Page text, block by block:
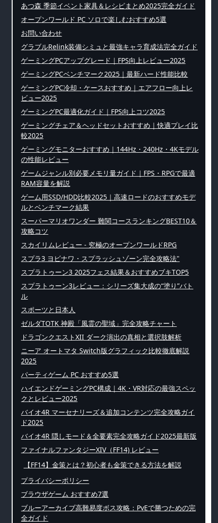
あつ森 季節イベント家具＆レシピまとめ2025完全ガイド
オープンワールド PC ソロで楽しむおすすめ5選
お問い合わせ
グラブルRelink装備シミュと最強キャラ育成法完全ガイド
ゲーミングPCアップグレード｜FPS向上レビュー2025
ゲーミングPCベンチマーク2025｜最新ハード性能比較
ゲーミングPC冷却・ケースおすすめ｜エアフロー向上レ
ビュー2025
ゲーミングPC最適化ガイド｜FPS向上コツ2025
ゲーミングチェア＆ヘッドセットおすすめ｜快適プレイ比
較2025
ゲーミングモニターおすすめ｜144Hz・240Hz・4Kモデル
の性能レビュー
ゲームジャンル別必要メモリ量ガイド｜FPS・RPGで最適
RAM容量を解説
ゲーム用SSD/HDD比較2025｜高速ロードのおすすめモデ
ルとベンチマーク結果
スーパーマリオワンダー 難関コースランキングBEST10＆
攻略コツ
スカイリムレビュー - 究極のオープンワールドRPG
スプラ3 ヨビナワ・スプラッシュゾーン完全攻略法"
スプラトゥーン3 2025フェス結果＆おすすめブキTOP5
スプラトゥーン3レビュー：シリーズ集大成の“塗り”バト
ル
スポーツと日本人
ゼルダTOTK 神殿「風霊の聖域」完全攻略チャート
ドラゴンクエストXII ダーク演出の真相と選択肢解析
ニーア オートマタ Switch版グラフィック比較徹底解説
2025
パーティゲーム PC おすすめ5選
ハイエンドゲーミングPC構成｜4K・VR対応の最強スペッ
クとレビュー2025
バイオ4R マーセナリーズ＆追加コンテンツ完全攻略ガイ
ド2025
バイオ4R 隠しモード＆全要素完全攻略ガイド2025最新版
ファイナルファンタジーXIV（FF14) レビュー
【FF14】金策とは？初心者も金策できる方法を解説
プライバシーポリシー
ブラウザゲーム おすすめ7選
ブルーアーカイブ高難易度ボス攻略：PvEで勝つための完
全ガイド